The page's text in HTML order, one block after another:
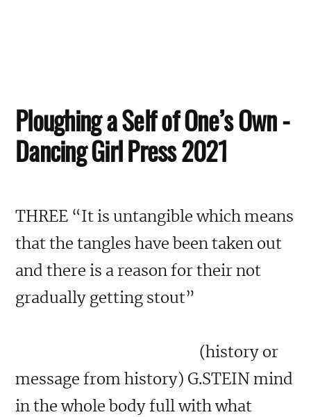
Ploughing a Self of One’s Own -
Dancing Girl Press 2021
THREE “It is untangible which means
that the tangles have been taken out
and there is a reason for their not
gradually getting stout”
(history or
message from history) G.STEIN mind
in the whole body full with what